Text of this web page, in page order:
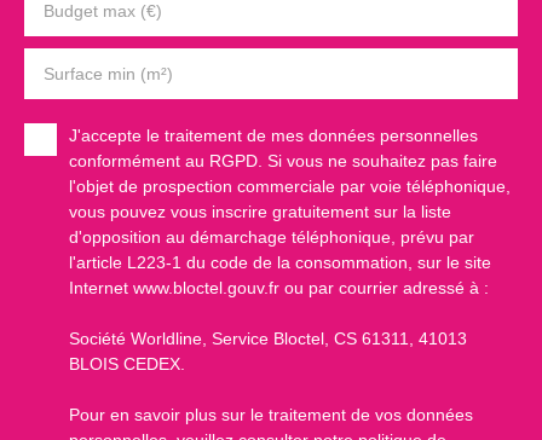
Budget max (€)
Surface min (m²)
J'accepte le traitement de mes données personnelles
conformément au RGPD. Si vous ne souhaitez pas faire
l'objet de prospection commerciale par voie téléphonique,
vous pouvez vous inscrire gratuitement sur la liste
d'opposition au démarchage téléphonique, prévu par
l'article L223-1 du code de la consommation, sur le site
Internet www.bloctel.gouv.fr ou par courrier adressé à :
Société Worldline, Service Bloctel, CS 61311, 41013
BLOIS CEDEX.
Pour en savoir plus sur le traitement de vos données